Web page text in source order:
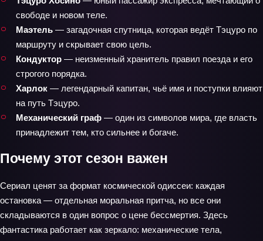
свободе и новом теле.
Маэтель — загадочная спутница, которая ведёт Тэцуро по
маршруту и скрывает свою цель.
Кондуктор — неизменный хранитель правил поезда и его
строгого порядка.
Харлок — легендарный капитан, чьё имя и поступки влияют
на путь Тэцуро.
Механический граф — один из символов мира, где власть
принадлежит тем, кто сильнее и богаче.
Почему этот сезон важен
Сериал ценят за формат космической одиссеи: каждая
остановка — отдельная моральная притча, но все они
складываются в один вопрос о цене бессмертия. Здесь
фантастика работает как зеркало: механические тела,